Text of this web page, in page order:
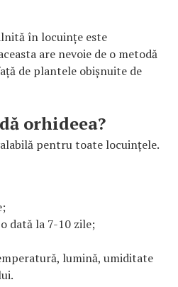
în locuințe este
are nevoie de o metodă
de plantele obișnuite de
orhideea?
pentru toate locuințele.
dată la 7-10 zile;
lumină, umiditate